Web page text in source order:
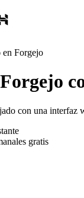
en Forgejo
con una interfaz
gratis